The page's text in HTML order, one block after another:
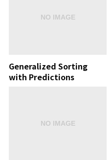
Generalized Sorting
with Predictions